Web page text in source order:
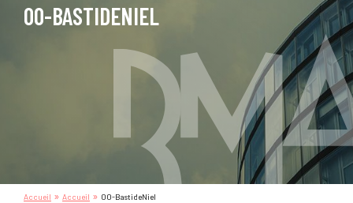
00-BASTIDENIEL
Accueil » Accueil » 00-BastideNiel